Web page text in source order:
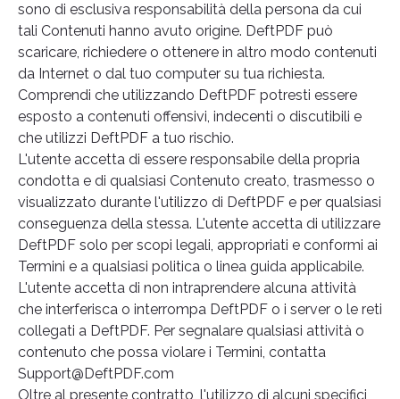
sono di esclusiva responsabilità della persona da cui
tali Contenuti hanno avuto origine. DeftPDF può
scaricare, richiedere o ottenere in altro modo contenuti
da Internet o dal tuo computer su tua richiesta.
Comprendi che utilizzando DeftPDF potresti essere
esposto a contenuti offensivi, indecenti o discutibili e
che utilizzi DeftPDF a tuo rischio.
L'utente accetta di essere responsabile della propria
condotta e di qualsiasi Contenuto creato, trasmesso o
visualizzato durante l'utilizzo di DeftPDF e per qualsiasi
conseguenza della stessa. L'utente accetta di utilizzare
DeftPDF solo per scopi legali, appropriati e conformi ai
Termini e a qualsiasi politica o linea guida applicabile.
L'utente accetta di non intraprendere alcuna attività
che interferisca o interrompa DeftPDF o i server o le reti
collegati a DeftPDF. Per segnalare qualsiasi attività o
contenuto che possa violare i Termini, contatta
Support@DeftPDF.com
Oltre al presente contratto, l'utilizzo di alcuni specifici